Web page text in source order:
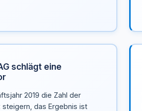
schlägt eine
2019 die Zahl der
das Ergebnis ist